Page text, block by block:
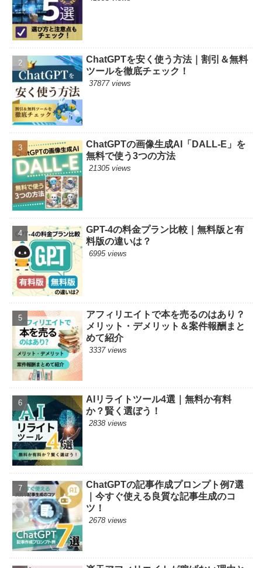
ChatGPTを安く使う方法｜割引＆無料
ツールを徹底チェック！
37877 views
ChatGPTの画像生成AI「DALL-E」を
無料で使う3つの方法
21305 views
GPT-4の料金プラン比較｜無料版と有
料版の違いは？
6995 views
アフィリエイトで本を売るのはあり？
メリット・デメリット＆案件報酬まと
めて紹介
3337 views
AIリライトツール4選｜無料か有料
か？賢く選ぼう！
2838 views
ChatGPTの記事作成プロンプト例7選
｜今すぐ使える良質な記事生成のコ
ツ！
2678 views